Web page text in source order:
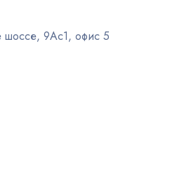
шоссе, 9Ас1, офис 5